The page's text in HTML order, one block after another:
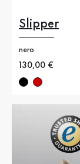
Slipper
nero
Nuovo prezzo
130,00 €